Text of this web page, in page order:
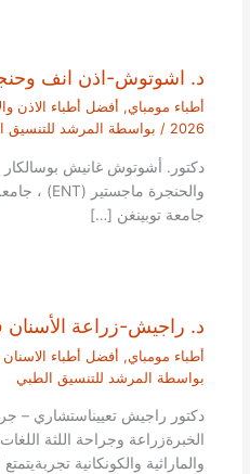
د. اشوتوش-اذن انف
أطباء مومباي, أفضل أطباء الاذن
2026 / بواسطة المرشد للتنسيق
دكتور. أشوتوش غانيش
جامعة توبينغن […]
د. راجيش-زراعة الأسنان
أطباء مومباي, أفضل أطباء الاسنان
بواسطة المرشد للتنسيق الطبي
الخبرةزراعة وجراحة اللثة اللغات
والماراثية والكونكانية